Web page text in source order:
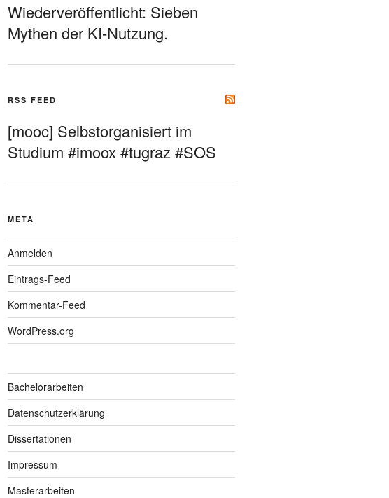
Wiederveröffentlicht: Sieben
Mythen der KI-Nutzung.
RSS FEED
[mooc] Selbstorganisiert im
Studium #imoox #tugraz #SOS
META
Anmelden
Eintrags-Feed
Kommentar-Feed
WordPress.org
Bachelorarbeiten
Datenschutzerklärung
Dissertationen
Impressum
Masterarbeiten